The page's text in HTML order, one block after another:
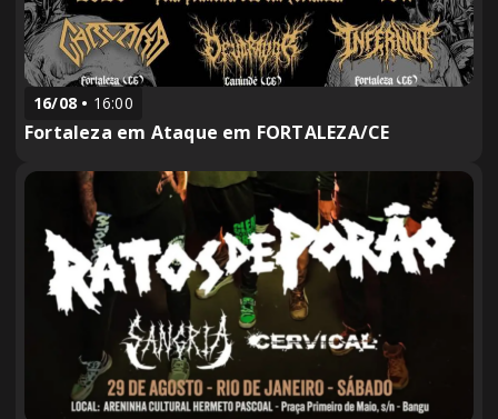
16/08 16:00
Fortaleza em Ataque em FORTALEZA/CE